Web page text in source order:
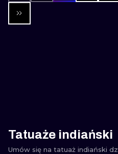
Tatuaże indiański
Umów się na tatuaż indiański